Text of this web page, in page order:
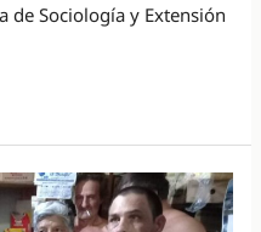
de Sociología y Extensión